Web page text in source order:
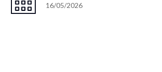
16/05/2026